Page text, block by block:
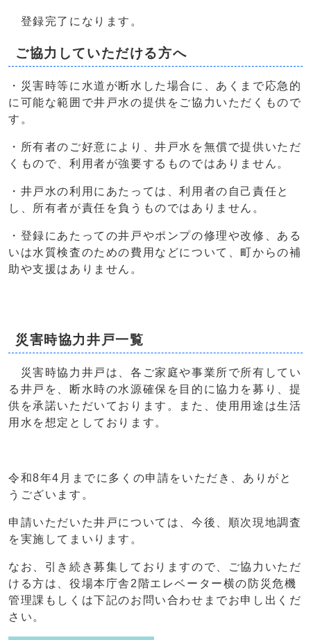
登録完了になります。
ご協力していただける方へ
・災害時等に水道が断水した場合に、あくまで応急的
に可能な範囲で井戸水の提供をご協力いただくもので
す。
・所有者のご好意により、井戸水を無償で提供いただ
くもので、利用者が強要するものではありません。
・井戸水の利用にあたっては、利用者の自己責任と
し、所有者が責任を負うものではありません。
・登録にあたっての井戸やポンプの修理や改修、ある
いは水質検査のための費用などについて、町からの補
助や支援はありません。
災害時協力井戸一覧
災害時協力井戸は、各ご家庭や事業所で所有してい
る井戸を、断水時の水源確保を目的に協力を募り、提
供を承諾いただいております。また、使用用途は生活
用水を想定としております。
令和8年4月までに多くの申請をいただき、ありがと
うございます。
申請いただいた井戸については、今後、順次現地調査
を実施してまいります。
なお、引き続き募集しておりますので、ご協力いただ
ける方は、役場本庁舎2階エレベーター横の防災危機
管理課もしくは下記のお問い合わせまでお申し出くだ
さい。